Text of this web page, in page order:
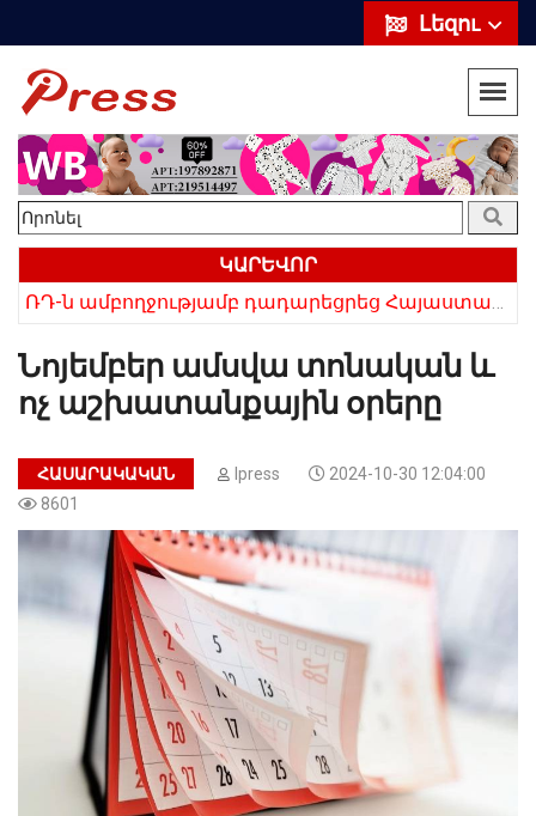
Լեզու
ԿԱՐԵՎՈՐ
Նոյեմբեր ամսվա տոնական և
ոչ աշխատանքային օրերը
ՀԱՍԱՐԱԿԱԿԱՆ Ipress
2024-10-30 12:04:00
8601